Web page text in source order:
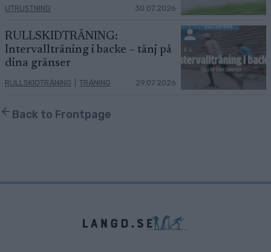
UTRUSTNING 30.07.2026
RULLSKIDTRÄNING:
Intervallträning i backe – tänj på
dina gränser
RULLSKIDTRÄNING TRÄNING 29.07.2026
Back to Frontpage